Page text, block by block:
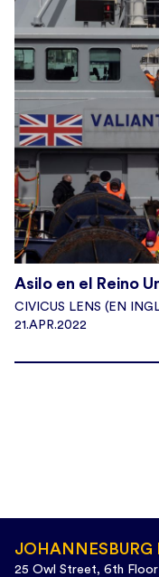
Asilo en el Reino
CIVICUS LENS (EN
21.APR.2022
JOHANNESBURG
25 Owl Street, 6th Floor